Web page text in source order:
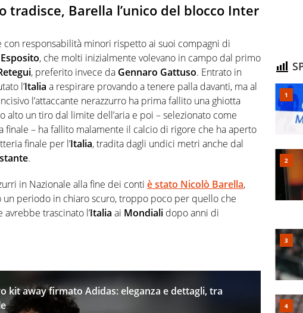
tradisce, Barella l’unico del blocco Inter
con responsabilità minori rispetto ai suoi compagni di
, che molti inizialmente volevano in campo dal primo
, preferito invece da Gennaro Gattuso. Entrato in
l’Italia a respirare provando a tenere palla davanti, ma al
l’attaccante nerazzurro ha prima fallito una ghiotta
alto un tiro dal limite dell’aria e poi – selezionato come
finale – ha fallito malamente il calcio di rigore che ha aperto
finale per l’Italia, tradita dagli undici metri anche dal
.
in Nazionale alla fine dei conti è stato Nicolò Barella,
periodo in chiaro scuro, troppo poco per quello che
trascinato l’Italia ai Mondiali dopo anni di
kit away firmato Adidas: eleganza e dettagli, tra